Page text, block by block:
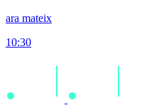
ara mateix
10:30